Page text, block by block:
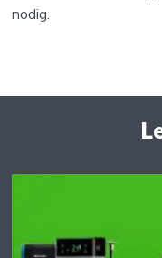
nodig.